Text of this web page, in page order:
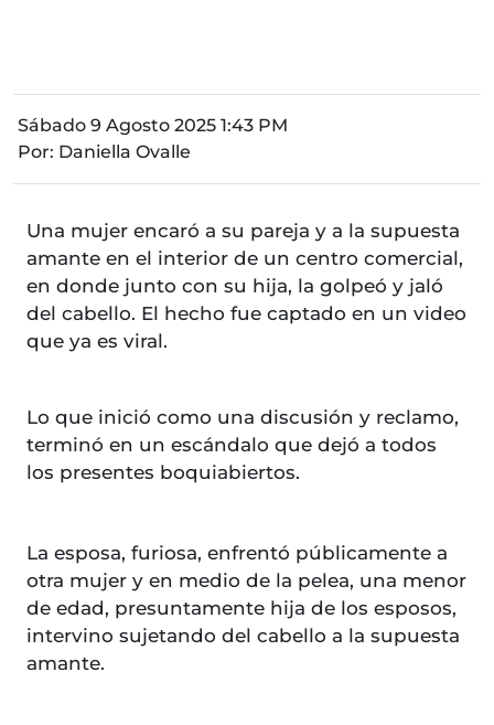
Sábado 9 Agosto 2025 1:43 PM
Por: Daniella Ovalle
Una mujer encaró a su pareja y a la supuesta
amante en el interior de un centro comercial,
en donde junto con su hija, la golpeó y jaló
del cabello. El hecho fue captado en un video
que ya es viral.
Lo que inició como una discusión y reclamo,
terminó en un escándalo que dejó a todos
los presentes boquiabiertos.
La esposa, furiosa, enfrentó públicamente a
otra mujer y en medio de la pelea, una menor
de edad, presuntamente hija de los esposos,
intervino sujetando del cabello a la supuesta
amante.